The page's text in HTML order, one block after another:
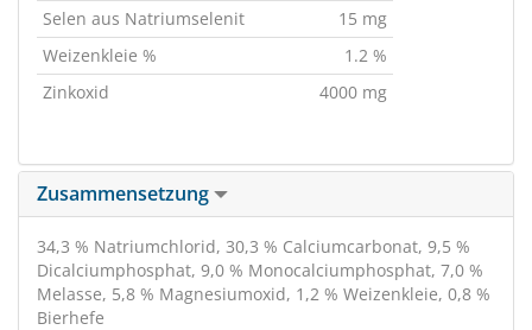
Selen aus Natriumselenit
15 mg
Weizenkleie %
1.2 %
Zinkoxid
4000 mg
Zusammensetzung
34,3 % Natriumchlorid, 30,3 % Calciumcarbonat, 9,5 %
Dicalciumphosphat, 9,0 % Monocalciumphosphat, 7,0 %
Melasse, 5,8 % Magnesiumoxid, 1,2 % Weizenkleie, 0,8 %
Bierhefe